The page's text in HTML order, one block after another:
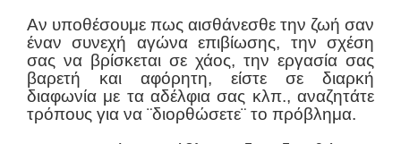
Αν υποθέσουμε πως αισθάνεσθε την ζωή σαν
έναν συνεχή αγώνα επιβίωσης, την σχέση
σας να βρίσκεται σε χάος, την εργασία σας
βαρετή και αφόρητη, είστε σε διαρκή
διαφωνία με τα αδέλφια σας κλπ., αναζητάτε
τρόπους για να ¨διορθώσετε¨ το πρόβλημα.